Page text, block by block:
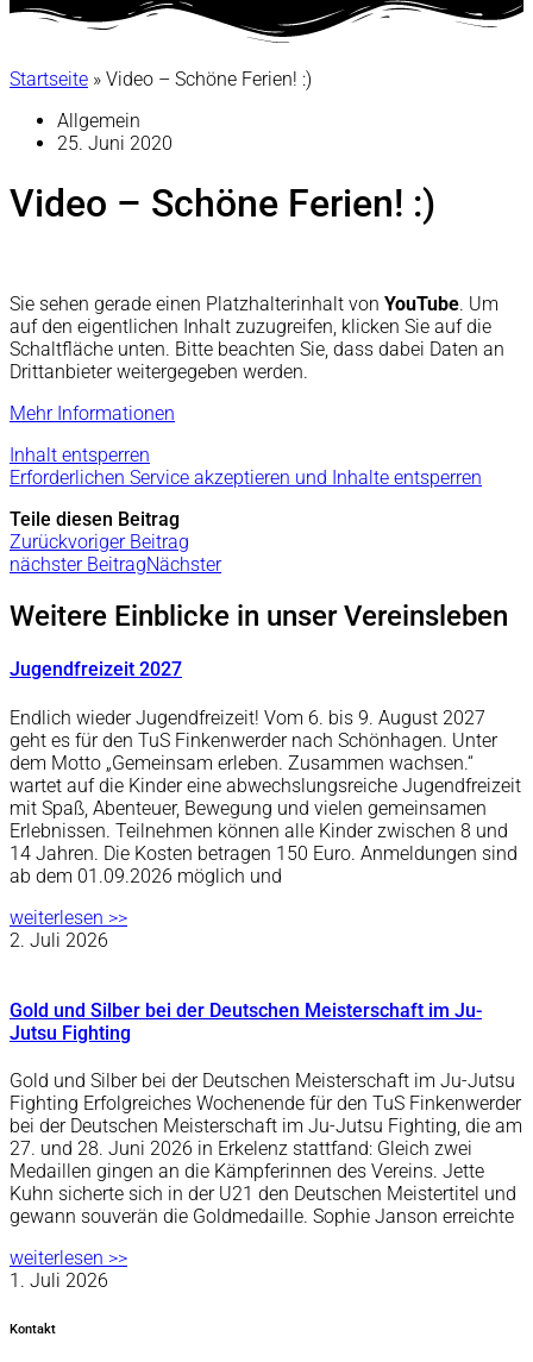
Startseite » Video – Schöne Ferien! :)
Allgemein
25. Juni 2020
Video – Schöne Ferien! :)
Sie sehen gerade einen Platzhalterinhalt von YouTube. Um
auf den eigentlichen Inhalt zuzugreifen, klicken Sie auf die
Schaltfläche unten. Bitte beachten Sie, dass dabei Daten an
Drittanbieter weitergegeben werden.
Mehr Informationen
Inhalt entsperren
Erforderlichen Service akzeptieren und Inhalte entsperren
Teile diesen Beitrag
Zurückvoriger Beitrag
nächster BeitragNächster
Weitere Einblicke in unser Vereinsleben
Jugendfreizeit 2027
Endlich wieder Jugendfreizeit! Vom 6. bis 9. August 2027
geht es für den TuS Finkenwerder nach Schönhagen. Unter
dem Motto „Gemeinsam erleben. Zusammen wachsen.“
wartet auf die Kinder eine abwechslungsreiche Jugendfreizeit
mit Spaß, Abenteuer, Bewegung und vielen gemeinsamen
Erlebnissen. Teilnehmen können alle Kinder zwischen 8 und
14 Jahren. Die Kosten betragen 150 Euro. Anmeldungen sind
ab dem 01.09.2026 möglich und
weiterlesen >>
2. Juli 2026
Gold und Silber bei der Deutschen Meisterschaft im Ju-
Jutsu Fighting
Gold und Silber bei der Deutschen Meisterschaft im Ju-Jutsu
Fighting Erfolgreiches Wochenende für den TuS Finkenwerder
bei der Deutschen Meisterschaft im Ju-Jutsu Fighting, die am
27. und 28. Juni 2026 in Erkelenz stattfand: Gleich zwei
Medaillen gingen an die Kämpferinnen des Vereins. Jette
Kuhn sicherte sich in der U21 den Deutschen Meistertitel und
gewann souverän die Goldmedaille. Sophie Janson erreichte
weiterlesen >>
1. Juli 2026
Kontakt